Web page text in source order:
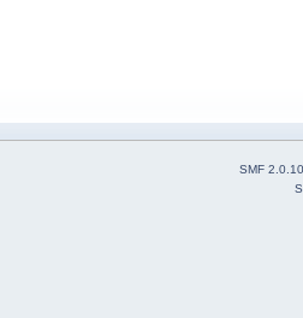
SMF 2.0.10